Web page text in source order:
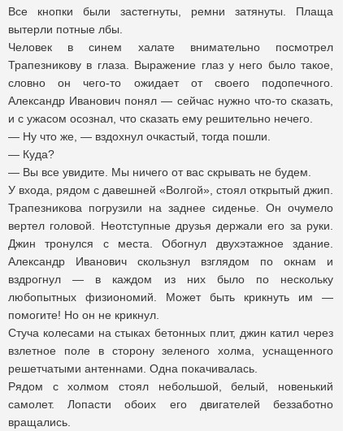
Все кнопки были застегнуты, ремни затянуты. Плаща
вытерли потные лбы.
Человек в синем халате внимательно посмотрел
Трапезникову в глаза. Выражение глаз у него было такое,
словно он чего-то ожидает от своего подопечного.
Александр Иванович понял — сейчас нужно что-то сказать,
и с ужасом осознал, что сказать ему решительно нечего.
— Ну что же, — вздохнул очкастый, тогда пошли.
— Куда?
— Вы все увидите. Мы ничего от вас скрывать не будем.
У входа, рядом с давешней «Волгой», стоял открытый джип.
Трапезникова погрузили на заднее сиденье. Он очумело
вертел головой. Неотступные друзья держали его за руки.
Джин тронулся с места. Обогнул двухэтажное здание.
Александр Иванович скользнул взглядом по окнам и
вздрогнул — в каждом из них было по нескольку
любопытных физиономий. Может быть крикнуть им —
помогите! Но он не крикнул.
Стуча колесами на стыках бетонных плит, джин катил через
взлетное поле в сторону зеленого холма, уснащенного
решетчатыми антеннами. Одна покачивалась.
Рядом с холмом стоял небольшой, белый, новенький
самолет. Лопасти обоих его двигателей беззаботно
вращались.